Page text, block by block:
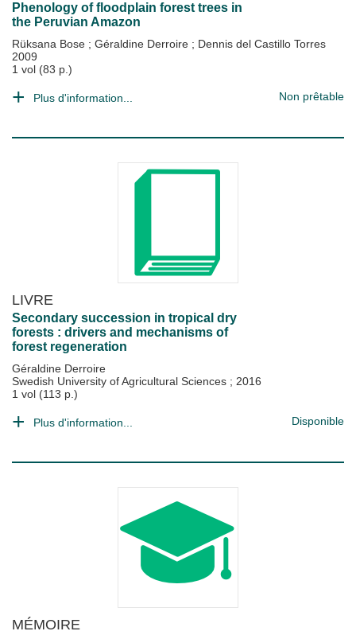
Phenology of floodplain forest trees in
the Peruvian Amazon
Rüksana Bose ; Géraldine Derroire ; Dennis del Castillo Torres
2009
1 vol (83 p.)
Plus d'information... Non prêtable
LIVRE
Secondary succession in tropical dry
forests : drivers and mechanisms of
forest regeneration
Géraldine Derroire
Swedish University of Agricultural Sciences ; 2016
1 vol (113 p.)
Plus d'information... Disponible
MÉMOIRE